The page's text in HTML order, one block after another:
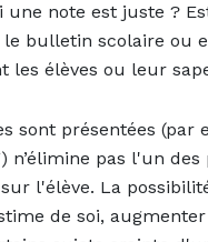
note est juste ?
bulletin scolaire ou
les élèves ou leur
sont présentées (par
n’élimine pas l'un
l'élève. La
de soi,